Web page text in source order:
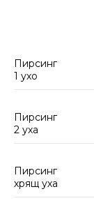
Пирсинг
1 ухо
Пирсинг
2 уха
Пирсинг
хрящ уха